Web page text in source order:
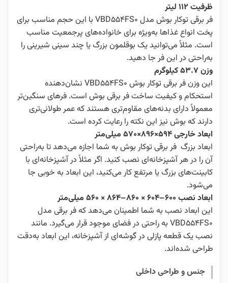
ظرفیت 112 لیتر
فر برقی توکار بوش مدل VBD554FS0 با این حجم مناسب برای
پخت انواع غذاها به‌ویژه برای خانواده‌های پرجمعیت مناسب
است. مثلاً می‌توانید یک بوقلمون بزرگ یا چند سینی شیرینی را
به‌راحتی در این فر جا دهید.
وزن 53.7 کیلوگرم
این وزن فر برقی توکار بوش VBD554FS0 نشان‌دهنده
استحکام و کیفیت ساخت فر برقی بوش است. فرهای سنگین‌تر
معمولاً دارای بدنه‌های مقاوم‌تری هستند که عمر طولانی‌تری
دارند که بوش نیز این نکته را رعایت کرده است.
ابعاد خارجی 594×896×570 میلی‌متر
ابعاد بزرگ فر برقی توکار بوش به شما اجازه می‌دهد تا به‌راحتی
آن را در هر آشپزخانه‌ای نصب کنید. اگر مثلاً در آشپزخانه‌ای با
کابینت‌های بزرگ یا مرتفع کار می‌کنید، این ابعاد به خوبی جا
می‌شود.
ابعاد نصب 600–604 × 860–864 × 560 میلی‌متر
این ابعاد نصب به شما اطمینان می‌دهد که فر برقی مدل
VBD554FS0 به‌ راحتی در فضای موجود قرار می‌گیرد. مانند
نصب یک قطعه پازلی در گوشه‌ای از آشپزخانه، این ابعاد به‌دقت
طراحی شده‌اند.
جنس و طراحی داخلی